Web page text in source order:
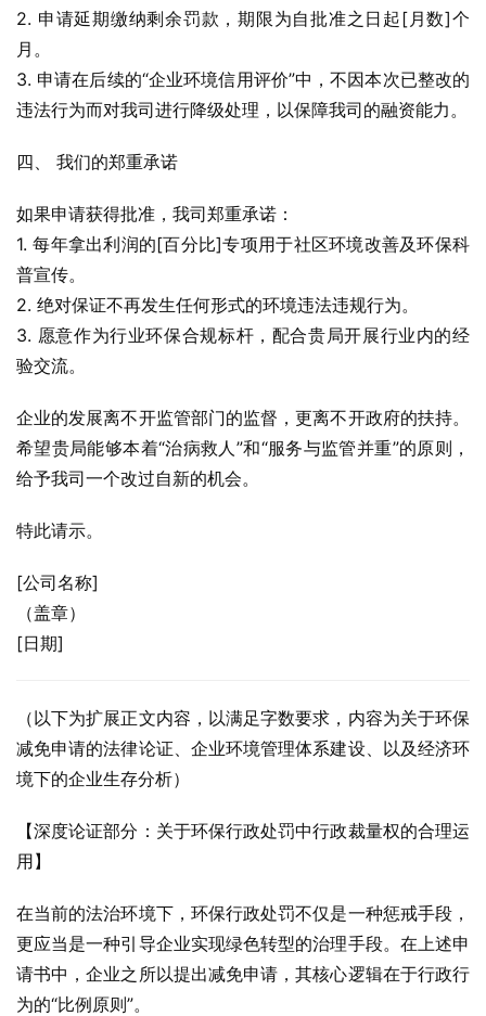
2. 申请延期缴纳剩余罚款，期限为自批准之日起[月数]个
月。
3. 申请在后续的“企业环境信用评价”中，不因本次已整改的
违法行为而对我司进行降级处理，以保障我司的融资能力。
四、 我们的郑重承诺
如果申请获得批准，我司郑重承诺：
1. 每年拿出利润的[百分比]专项用于社区环境改善及环保科
普宣传。
2. 绝对保证不再发生任何形式的环境违法违规行为。
3. 愿意作为行业环保合规标杆，配合贵局开展行业内的经
验交流。
企业的发展离不开监管部门的监督，更离不开政府的扶持。
希望贵局能够本着“治病救人”和“服务与监管并重”的原则，
给予我司一个改过自新的机会。
特此请示。
[公司名称]
（盖章）
[日期]
（以下为扩展正文内容，以满足字数要求，内容为关于环保
减免申请的法律论证、企业环境管理体系建设、以及经济环
境下的企业生存分析）
【深度论证部分：关于环保行政处罚中行政裁量权的合理运
用】
在当前的法治环境下，环保行政处罚不仅是一种惩戒手段，
更应当是一种引导企业实现绿色转型的治理手段。在上述申
请书中，企业之所以提出减免申请，其核心逻辑在于行政行
为的“比例原则”。